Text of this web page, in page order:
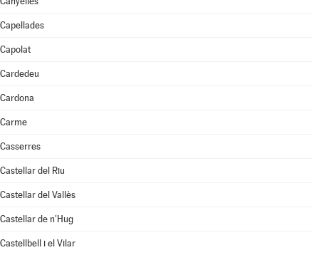
Capellades
Capolat
Cardedeu
Cardona
Carme
Casserres
Castellar del Riu
Castellar del Vallès
Castellar de n'Hug
Castellbell i el Vilar